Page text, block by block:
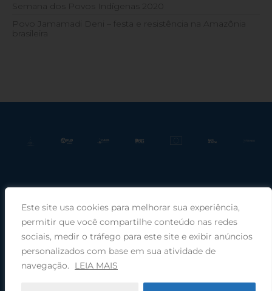
Este site usa cookies para melhorar sua experiência,
permitir que você compartilhe conteúdo nas redes
sociais, medir o tráfego para este site e exibir anúncios
personalizados com base em sua atividade de
navegação.
LEIA MAIS
Semana dos Povos Indígenas 2020
Povo Jamamadi Deni – festa e resistência na Amazônia
brasileira
Praça Rui Barbosa, 220, sala 66, Porto Alegre, RS, 90030-100 |
Telefone: (51) 99949-1120